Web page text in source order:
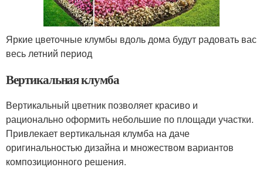
Яркие цветочные клумбы вдоль дома будут радовать вас
весь летний период
Вертикальная клумба
Вертикальный цветник позволяет красиво и
рационально оформить небольшие по площади участки.
Привлекает вертикальная клумба на даче
оригинальностью дизайна и множеством вариантов
композиционного решения.